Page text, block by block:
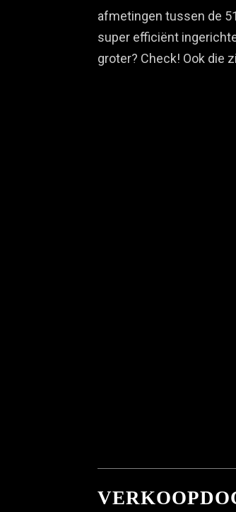
afmetingen tussen de
super efficiënt
groter? Check! Ook die